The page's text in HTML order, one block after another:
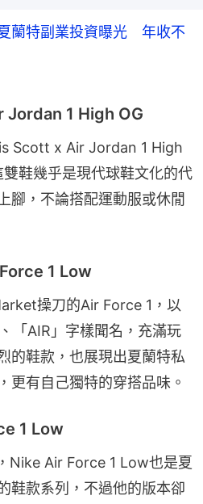
蘭特副業投資曝光 年收不
1 High OG
Scott x Air Jordan 1 High
鞋幾乎是現代球鞋文化的代
腳，不論搭配運動服或休閒
1 Low
操刀的Air Force 1，以
「AIR」字樣聞名，充滿玩
的鞋款，也展現出夏蘭特私
更有自己獨特的穿搭品味。
1 Low
Nike Air Force 1 Low也是夏
鞋款系列，不過他的版本卻